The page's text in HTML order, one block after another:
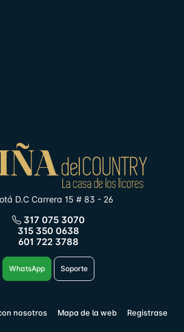
D.C Carrera 15 # 83 - 26
317 075 3070
315 350 0638
601 722 3788
WhatsApp Soporte
nosotros Mapa de la web Registrase